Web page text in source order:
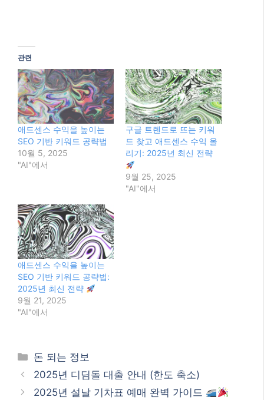
관련
애드센스 수익을 높이는
SEO 기반 키워드 공략법
10월 5, 2025
"AI"에서
구글 트렌드로 뜨는 키워
드 찾고 애드센스 수익 올
리기: 2025년 최신 전략
9월 25, 2025
"AI"에서
애드센스 수익을 높이는
SEO 기반 키워드 공략법:
2025년 최신 전략
9월 21, 2025
"AI"에서
Categories
돈 되는 정보
2025년 디딤돌 대출 안내 (한도 축소)
2025년 설날 기차표 예매 완벽 가이드